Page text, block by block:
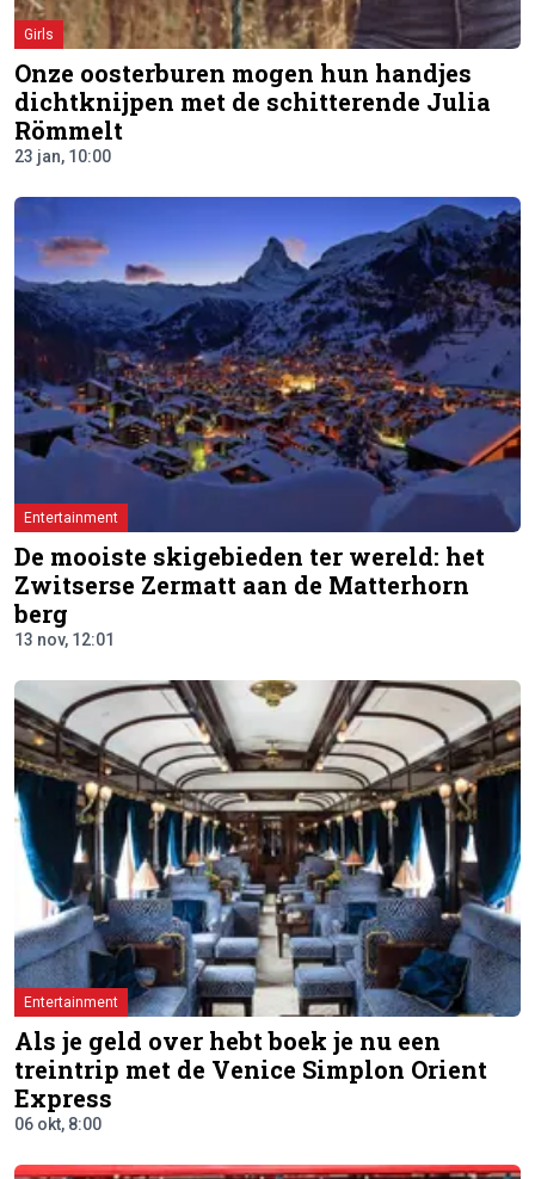
Girls
Onze oosterburen mogen hun handjes
dichtknijpen met de schitterende Julia
Römmelt
23 jan, 10:00
Entertainment
De mooiste skigebieden ter wereld: het
Zwitserse Zermatt aan de Matterhorn
berg
13 nov, 12:01
Entertainment
Als je geld over hebt boek je nu een
treintrip met de Venice Simplon Orient
Express
06 okt, 8:00